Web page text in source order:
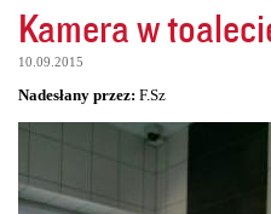
Kamera w
10.09.2015
Nadesłany przez: F.Sz